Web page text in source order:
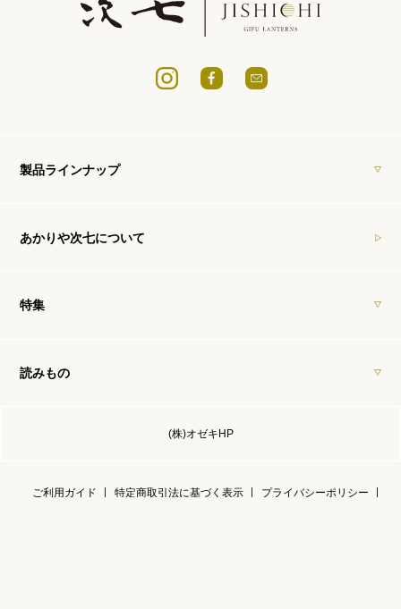
製品ラインナップ
あかりや次七について
特集
読みもの
(株)オゼキHP
ご利用ガイド 特定商取引法に基づく表示 プライバシーポリシー